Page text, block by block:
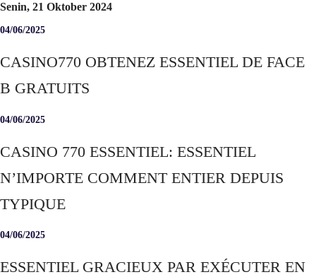
Senin, 21 Oktober 2024
04/06/2025
CASINO770 OBTENEZ ESSENTIEL DE FACE
B GRATUITS
04/06/2025
CASINO 770 ESSENTIEL: ESSENTIEL
N’IMPORTE COMMENT ENTIER DEPUIS
TYPIQUE
04/06/2025
ESSENTIEL GRACIEUX PAR EXÉCUTER EN